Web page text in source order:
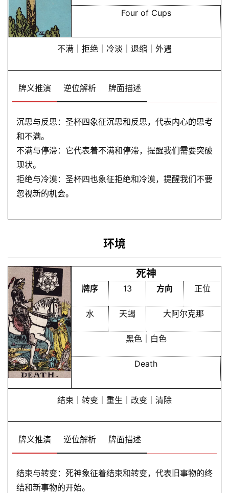
Four of Cups
不满｜拒绝｜冷淡｜退缩｜外遇
牌义推演 逆位解析 牌面描述
沉思与反思：圣杯四象征沉思和反思，代表内心的思考
和不满。
不满与停滞：它代表着不满和停滞，提醒我们需要突破
现状。
拒绝与冷漠：圣杯四也象征拒绝和冷漠，提醒我们不要
忽视新的机会。
环境
死神
牌序 13 方向 正位
水 天蝎 大阿尔克那
黑色｜白色
Death
结束｜转变｜重生｜改变｜清除
牌义推演 逆位解析 牌面描述
结束与转变：死神象征着结束和转变，代表旧事物的终
结和新事物的开始。